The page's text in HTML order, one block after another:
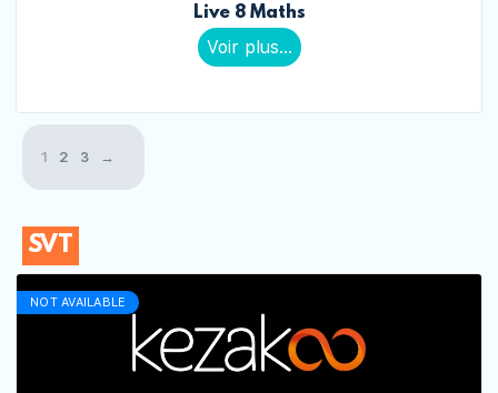
Live 8 Maths
Voir plus...
1 2 3 →
SVT
NOT AVAILABLE